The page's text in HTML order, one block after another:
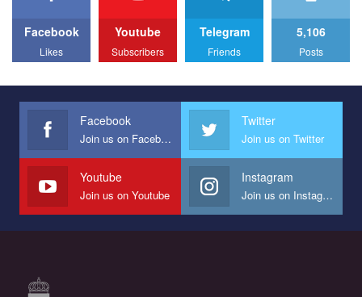
All you have to do is to press "Like" below the video.
Эмоционально сильный ролик от команды "Гей-альянс
представляющий программу развития организации.
Мы просим вас поддержать нас и помочь нам реализовать
наш план по борьбе с насилием и дискриминацией на почве
СОГИ в Украине.
Все, что вам нужно сделать - это зайти на наш канал YouTube
по этой ссылке и поставить лайк под видео.
Facebook
Likes
Youtube
Subscribers
Telegram
Friends
5,106
Posts
Facebook
Join us on Facebook
Twitter
Join us on Twitter
Youtube
Join us on Youtube
Instagram
Join us on Instagram